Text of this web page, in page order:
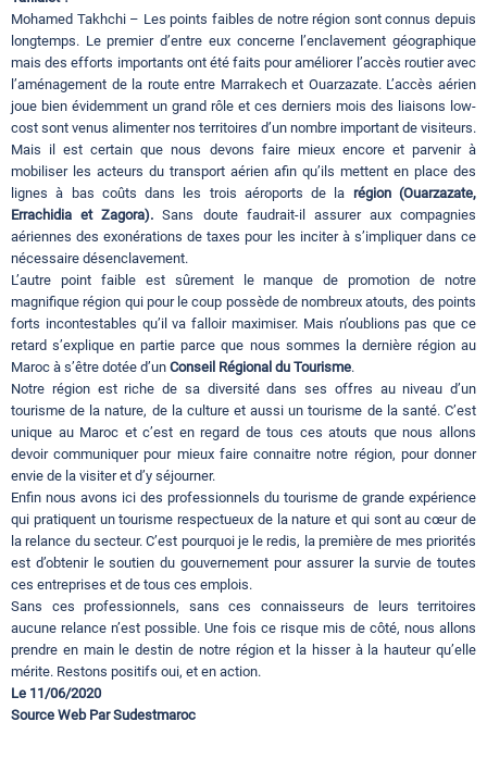
Mohamed Takhchi – Les points faibles de notre région sont connus depuis
longtemps. Le premier d’entre eux concerne l’enclavement géographique
mais des efforts importants ont été faits pour améliorer l’accès routier avec
l’aménagement de la route entre Marrakech et Ouarzazate. L’accès aérien
joue bien évidemment un grand rôle et ces derniers mois des liaisons low-
cost sont venus alimenter nos territoires d’un nombre important de visiteurs.
Mais il est certain que nous devons faire mieux encore et parvenir à
mobiliser les acteurs du transport aérien afin qu’ils mettent en place des
lignes à bas coûts dans les trois aéroports de la région (Ouarzazate,
Errachidia et Zagora). Sans doute faudrait-il assurer aux compagnies
aériennes des exonérations de taxes pour les inciter à s’impliquer dans ce
nécessaire désenclavement.
L’autre point faible est sûrement le manque de promotion de notre
magnifique région qui pour le coup possède de nombreux atouts, des points
forts incontestables qu’il va falloir maximiser. Mais n’oublions pas que ce
retard s’explique en partie parce que nous sommes la dernière région au
Maroc à s’être dotée d’un Conseil Régional du Tourisme.
Notre région est riche de sa diversité dans ses offres au niveau d’un
tourisme de la nature, de la culture et aussi un tourisme de la santé. C’est
unique au Maroc et c’est en regard de tous ces atouts que nous allons
devoir communiquer pour mieux faire connaitre notre région, pour donner
envie de la visiter et d’y séjourner.
Enfin nous avons ici des professionnels du tourisme de grande expérience
qui pratiquent un tourisme respectueux de la nature et qui sont au cœur de
la relance du secteur. C’est pourquoi je le redis, la première de mes priorités
est d’obtenir le soutien du gouvernement pour assurer la survie de toutes
ces entreprises et de tous ces emplois.
Sans ces professionnels, sans ces connaisseurs de leurs territoires
aucune relance n’est possible. Une fois ce risque mis de côté, nous allons
prendre en main le destin de notre région et la hisser à la hauteur qu’elle
mérite. Restons positifs oui, et en action.
Le 11/06/2020
Source Web Par Sudestmaroc